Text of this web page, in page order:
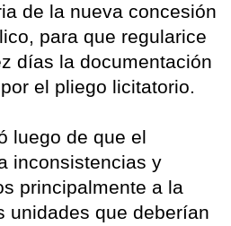
de la nueva concesión
para que regularice
días la documentación
el pliego licitatorio.
luego de que el
inconsistencias y
principalmente a la
unidades que deberían